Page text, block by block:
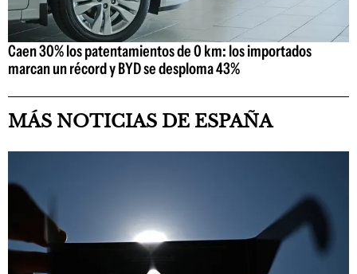
Caen 30% los patentamientos de 0 km: los importados
marcan un récord y BYD se desploma 43%
MÁS NOTICIAS DE ESPAÑA